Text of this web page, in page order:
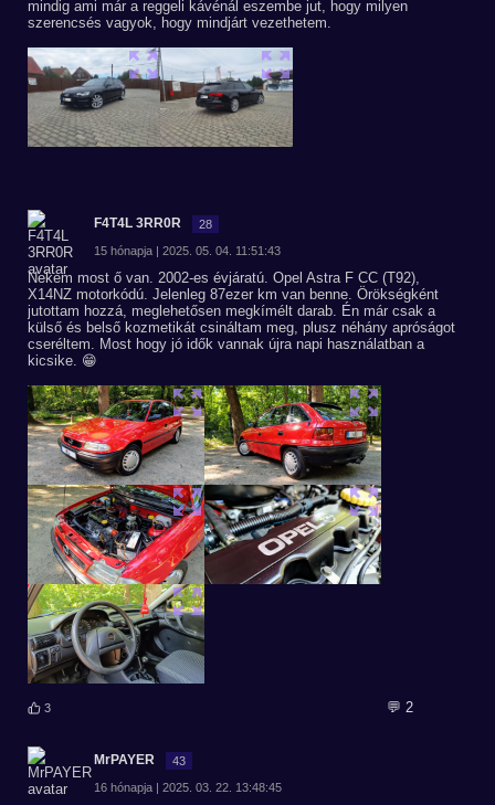
mindig ami már a reggeli kávénál eszembe jut, hogy milyen
szerencsés vagyok, hogy mindjárt vezethetem.
F4T4L 3RR0R 28
15 hónapja | 2025. 05. 04. 11:51:43
Nekem most ő van. 2002-es évjáratú. Opel Astra F CC (T92),
X14NZ motorkódú. Jelenleg 87ezer km van benne. Örökségként
jutottam hozzá, meglehetősen megkímélt darab. Én már csak a
külső és belső kozmetikát csináltam meg, plusz néhány apróságot
cseréltem. Most hogy jó idők vannak újra napi használatban a
kicsike. 😁
3 💬 2
MrPAYER 43
16 hónapja | 2025. 03. 22. 13:48:45